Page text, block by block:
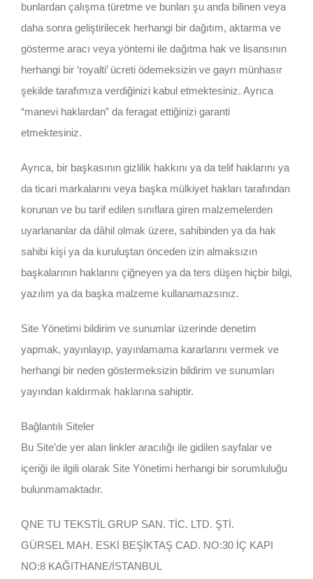
bunlardan çalışma türetme ve bunları şu anda bilinen veya
daha sonra geliştirilecek herhangi bir dağıtım, aktarma ve
gösterme aracı veya yöntemi ile dağıtma hak ve lisansının
herhangi bir ‘royalti’ ücreti ödemeksizin ve gayrı münhasır
şekilde tarafımıza verdiğinizi kabul etmektesiniz. Ayrıca
“manevi haklardan” da feragat ettiğinizi garanti
etmektesiniz.
Ayrıca, bir başkasının gizlilik hakkını ya da telif haklarını ya
da ticari markalarını veya başka mülkiyet hakları tarafından
korunan ve bu tarif edilen sınıflara giren malzemelerden
uyarlananlar da dâhil olmak üzere, sahibinden ya da hak
sahibi kişi ya da kuruluştan önceden izin almaksızın
başkalarının haklarını çiğneyen ya da ters düşen hiçbir bilgi,
yazılım ya da başka malzeme kullanamazsınız.
Site Yönetimi bildirim ve sunumlar üzerinde denetim
yapmak, yayınlayıp, yayınlamama kararlarını vermek ve
herhangi bir neden göstermeksizin bildirim ve sunumları
yayından kaldırmak haklarına sahiptir.
Bağlantılı Siteler
Bu Site’de yer alan linkler aracılığı ile gidilen sayfalar ve
içeriği ile ilgili olarak Site Yönetimi herhangi bir sorumluluğu
bulunmamaktadır.
QNE TU TEKSTİL GRUP SAN. TİC. LTD. ŞTİ.
GÜRSEL MAH. ESKİ BEŞİKTAŞ CAD. NO:30 İÇ KAPI
NO:8 KAĞITHANE/İSTANBUL